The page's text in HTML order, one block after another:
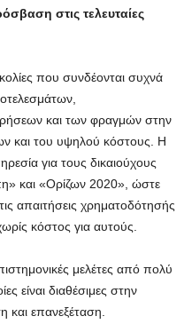
στις τελευταίες
που συνδέονται συχνά
και των φραγμών στην
και του υψηλού κόστους. Η
για τους δικαιούχους
και «Ορίζων 2020», ώστε
απαιτήσεις χρηματοδότησής
κόστος για αυτούς.
μελέτες από πολύ
είναι διαθέσιμες στην
και επανεξέταση.